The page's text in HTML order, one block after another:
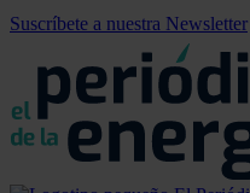
Suscríbete a nuestra Newsletter